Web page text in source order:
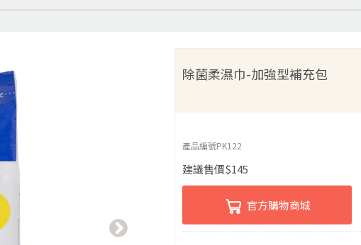
除菌柔濕巾-加強型補充包
產品編號PK122
建議售價$145
官方購物商城